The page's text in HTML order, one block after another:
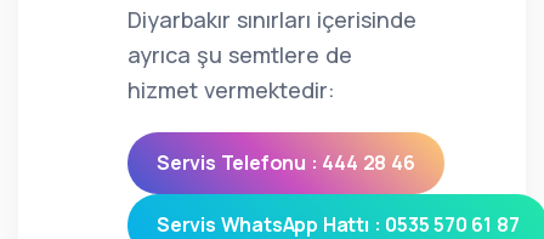
Diyarbakır sınırları içerisinde
ayrıca şu semtlere de
hizmet vermektedir:
Servis Telefonu : 444 28 46
Servis WhatsApp Hattı : 0535 570 61 87